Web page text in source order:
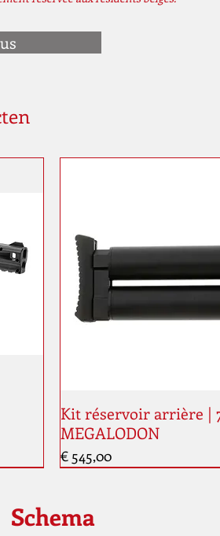
Kit réservoir arrière |
MEGALODON
Prijs
€ 545,00
Schema